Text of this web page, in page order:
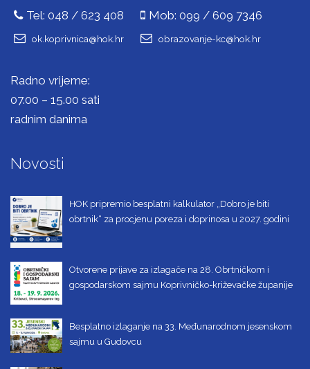
Tel: 048 / 623 408
Mob: 099 / 609 7346
ok.koprivnica@hok.hr obrazovanje-kc@hok.hr
Radno vrijeme:
07.00 – 15.00 sati
radnim danima
Novosti
HOK pripremio besplatni kalkulator „Dobro je biti
obrtnik“ za procjenu poreza i doprinosa u 2027. godini
Otvorene prijave za izlagače na 28. Obrtničkom i
gospodarskom sajmu Koprivničko-križevačke županije
Besplatno izlaganje na 33. Međunarodnom jesenskom
sajmu u Gudovcu